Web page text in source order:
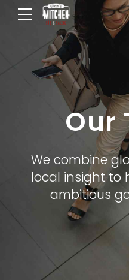
Our
We combine
local insight to
ambitious